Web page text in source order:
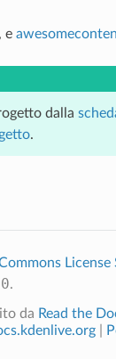
, e
dalla
.
License
.
da Read the